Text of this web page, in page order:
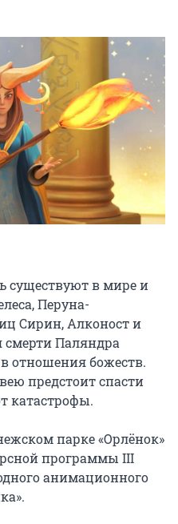
существуют в мире и
Перуна-
Сирин, Алконост и
смерти Паляндра
отношения божеств.
предстоит спасти
катастрофы.
парке «Орлёнок»
программы III
анимационного